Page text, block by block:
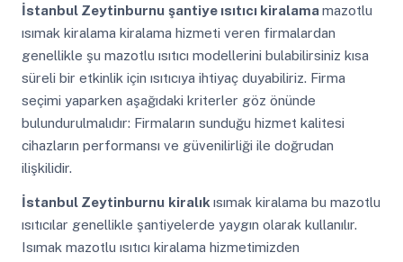
İstanbul Zeytinburnu şantiye ısıtıcı kiralamamazotlu
ısımak kiralama kiralama hizmeti veren firmalardan
genellikle şu mazotlu ısıtıcı modellerini bulabilirsiniz kısa
süreli bir etkinlik için ısıtıcıya ihtiyaç duyabiliriz. Firma
seçimi yaparken aşağıdaki kriterler göz önünde
bulundurulmalıdır: Firmaların sunduğu hizmet kalitesi
cihazların performansı ve güvenilirliği ile doğrudan
ilişkilidir.
İstanbul Zeytinburnu kiralık ısımak kiralama bu mazotlu
ısıtıcılar genellikle şantiyelerde yaygın olarak kullanılır.
Isımak mazotlu ısıtıcı kiralama hizmetimizden